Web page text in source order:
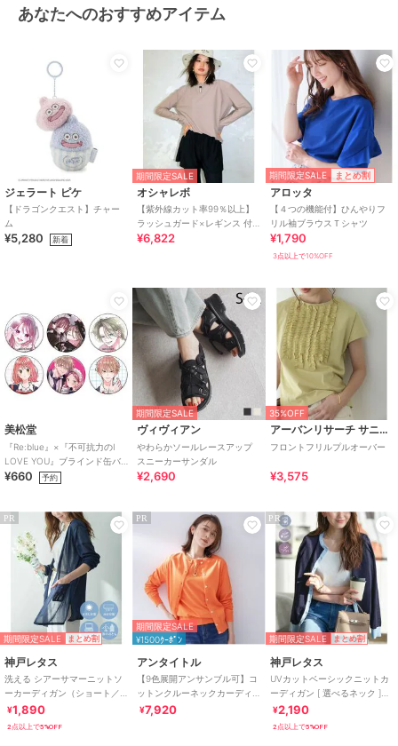
あなたへのおすすめアイテム
ジェラート ピケ
【ドラゴンクエスト】チャー
ム
¥5,280 新着
期間限定SALE
オシャレボ
【紫外線カット率99％以上】
ラッシュガード×レギンス 付
き タンキニ
¥6,822
期間限定SALE まとめ割
アロッタ
【４つの機能付】ひんやりフ
リル袖ブラウスＴシャツ
¥1,790
3点以上で10%OFF
美松堂
『Re:blue』×『不可抗力のI
LOVE YOU』ブラインド缶バ
ッジ（全6種）
¥660 予約
期間限定SALE
ヴィヴィアン
やわらかソールレースアップ
スニーカーサンダル
¥2,690
35%OFF
アーバンリサーチ サニーレーベル
フロントフリルプルオーバー
¥3,575
PR
期間限定SALE まとめ割
神戸レタス
洗える シアーサマーニットソ
ーカーディガン（ショート／
ミディアム／ロング）
[C3703]
¥1,890
2点以上で5%OFF
PR
期間限定SALE
¥1500ｸｰﾎﾟﾝ
アンタイトル
【9色展開アンサンブル可】コ
ットンクルーネックカーディ
ガン
¥7,920
PR
期間限定SALE まとめ割
神戸レタス
UVカットベーシックニットカ
ーディガン [ 選べるネック ]
[C6886]
¥2,190
2点以上で5%OFF